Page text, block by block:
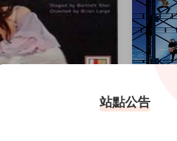
站點公告